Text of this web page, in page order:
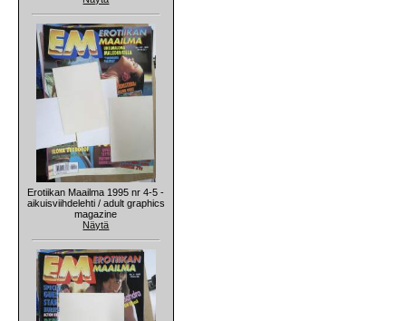
Erotiikan Maailma 1995 nr 4-5 -
aikuisviihdelehti / adult graphics
magazine
Näytä